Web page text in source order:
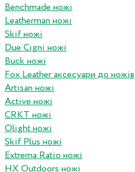
Benchmade ножі
Leatherman ножі
Skif ножі
Due Cigni ножі
Buck ножі
Fox Leather аксесуари до ножів
Artisan ножі
Active ножі
CRKT ножі
Olight ножі
Skif Plus ножі
Extrema Ratio ножі
HX Outdoors ножі